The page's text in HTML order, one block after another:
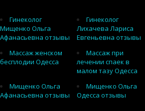
Гинеколог
Мищенко Ольга
Афанасьевна отзывы
Гинеколог
Лихачева Лариса
Евгеньевна отзывы
Массаж женском
бесплодии Одесса
Массаж при
лечении спаек в
малом тазу Одесса
Мищенко Ольга
Афанасьевна отзывы
Мищенко Ольга
Одесса отзывы